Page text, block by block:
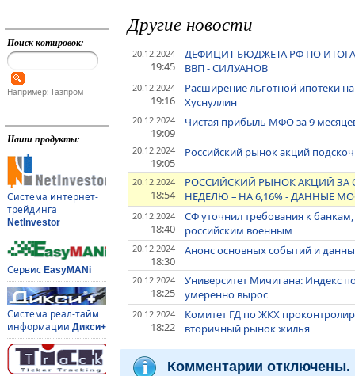
Поиск котировок:
Например: Газпром
Наши продукты:
Система интернет-
трейдинга
NetInvestor
Сервис EasyMANi
Система реал-тайм
информации Дикси+
Другие новости
20.12.2024
19:45
ДЕФИЦИТ БЮДЖЕТА РФ ПО
ВВП - СИЛУАНОВ
20.12.2024
19:16
Расширение льготной ипотеки
Хуснуллин
20.12.2024
19:09
Чистая прибыль МФО за 9
20.12.2024
19:05
Российский рынок акций
20.12.2024
18:54
РОССИЙСКИЙ РЫНОК АКЦИЙ ЗА
НЕДЕЛЮ – НА 6,16% - ДАННЫЕ
20.12.2024
18:40
СФ уточнил требования к
российским военным
20.12.2024
18:30
Анонс основных событий и
20.12.2024
18:25
Университет Мичигана: Индекс
умеренно вырос
20.12.2024
18:22
Комитет ГД по ЖКХ
вторичный рынок жилья
Комментарии отключены.